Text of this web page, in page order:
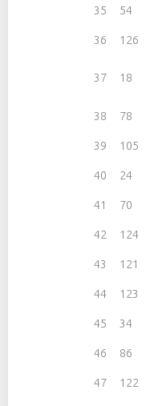
35 54
36 126
37 18
38 78
39 105
40 24
41 70
42 124
43 121
44 123
45 34
46 86
47 122